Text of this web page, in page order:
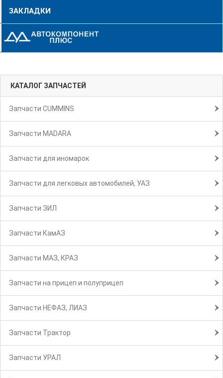
ЗАКЛАДКИ
КАТАЛОГ ЗАПЧАСТЕЙ
Запчасти CUMMINS
Запчасти MADARA
Запчасти для иномарок
Запчасти для легковых автомобилей, УАЗ
Запчасти ЗИЛ
Запчасти КамАЗ
Запчасти МАЗ, КРАЗ
Запчасти на прицеп и полуприцеп
Запчасти НЕФАЗ, ЛИАЗ
Запчасти Трактор
Запчасти УРАЛ